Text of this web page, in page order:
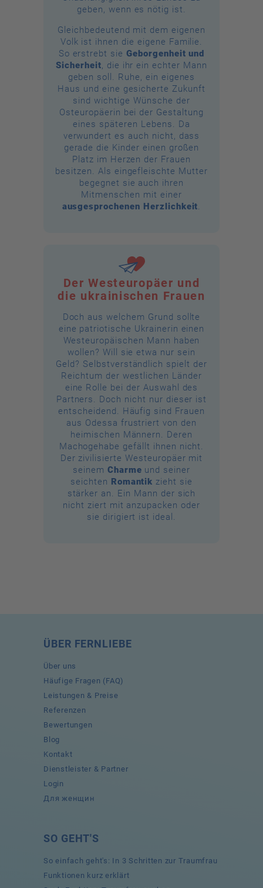
geben, wenn es nötig ist.
Gleichbedeutend mit dem eigenen
Volk ist ihnen die eigene Familie.
So erstrebt sie Geborgenheit und
Sicherheit, die ihr ein echter Mann
geben soll. Ruhe, ein eigenes
Haus und eine gesicherte Zukunft
sind wichtige Wünsche der
Osteuropäerin bei der Gestaltung
eines späteren Lebens. Da
verwundert es auch nicht, dass
gerade die Kinder einen großen
Platz im Herzen der Frauen
besitzen. Als eingefleischte Mutter
begegnet sie auch ihren
Mitmenschen mit einer
ausgesprochenen Herzlichkeit.
Der Westeuropäer und
die ukrainischen Frauen
Doch aus welchem Grund sollte
eine patriotische Ukrainerin einen
Westeuropäischen Mann haben
wollen? Will sie etwa nur sein
Geld? Selbstverständlich spielt der
Reichtum der westlichen Länder
eine Rolle bei der Auswahl des
Partners. Doch nicht nur dieser ist
entscheidend. Häufig sind Frauen
aus Odessa frustriert von den
heimischen Männern. Deren
Machogehabe gefällt ihnen nicht.
Der zivilisierte Westeuropäer mit
seinem Charme und seiner
seichten Romantik zieht sie
stärker an. Ein Mann der sich
nicht ziert mit anzupacken oder
sie dirigiert ist ideal.
ÜBER FERNLIEBE
Über uns
Häufige Fragen (FAQ)
Leistungen & Preise
Referenzen
Bewertungen
Blog
Kontakt
Dienstleister & Partner
Login
Для женщин
SO GEHT'S
So einfach geht's: In 3 Schritten zur Traumfrau
Funktionen kurz erklärt